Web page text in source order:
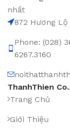
nhất
872 Hương Lộ
Phone: (028)
6267.3160
ThanhThien
Trang Chủ
Giới Thiệu